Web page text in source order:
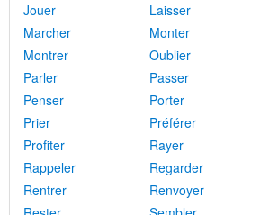
Jouer
Laisser
Marcher
Monter
Montrer
Oublier
Parler
Passer
Penser
Porter
Prier
Préférer
Profiter
Rayer
Rappeler
Regarder
Rentrer
Renvoyer